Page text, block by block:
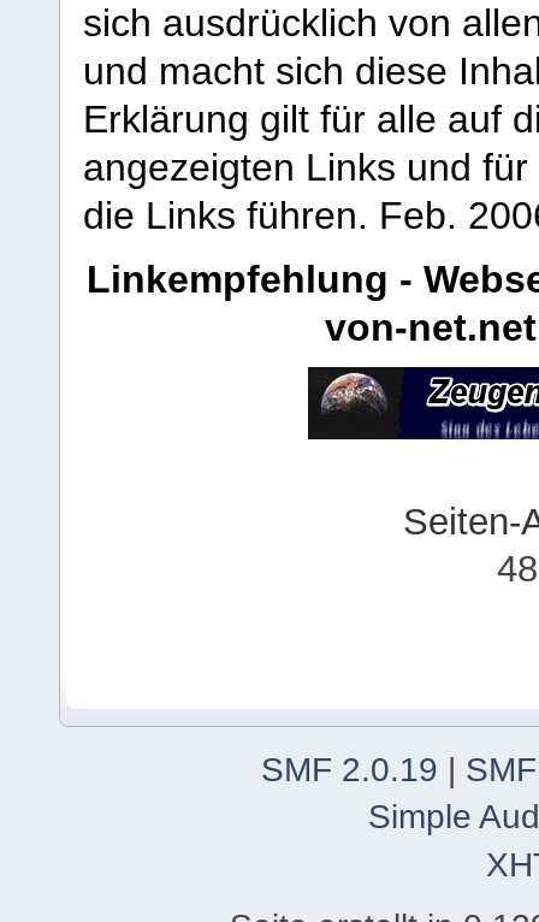
sich ausdrücklich von
und macht sich diese
Erklärung gilt für alle auf
angezeigten Links und
die Links führen. Feb.
Linkempfehlung -
von-net.net
Seiten-
SMF 2.0.19 |
Simple